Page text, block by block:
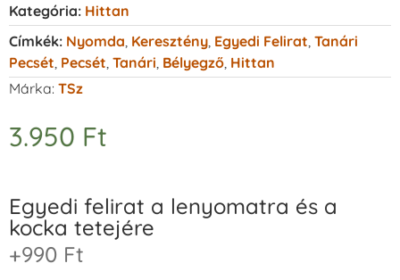
Kategória: Hittan
Címkék: Nyomda Keresztény Egyedi Felirat Tanári
Pecsét Pecsét Tanári Bélyegző Hittan
Márka: TSz
3.950 Ft
Egyedi felirat a lenyomatra és a
kocka tetejére
+990 Ft